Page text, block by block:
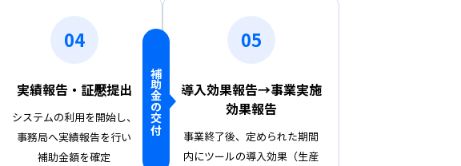
04
実績報告・証懕提出
システムの利用を開始し、
事務局へ実績報告を行い
補助金額を確定
05
導入効果報告→事業実施
効果報告
事業終了後、定められた期間
内にツールの導入効果（生産
補助金の交付